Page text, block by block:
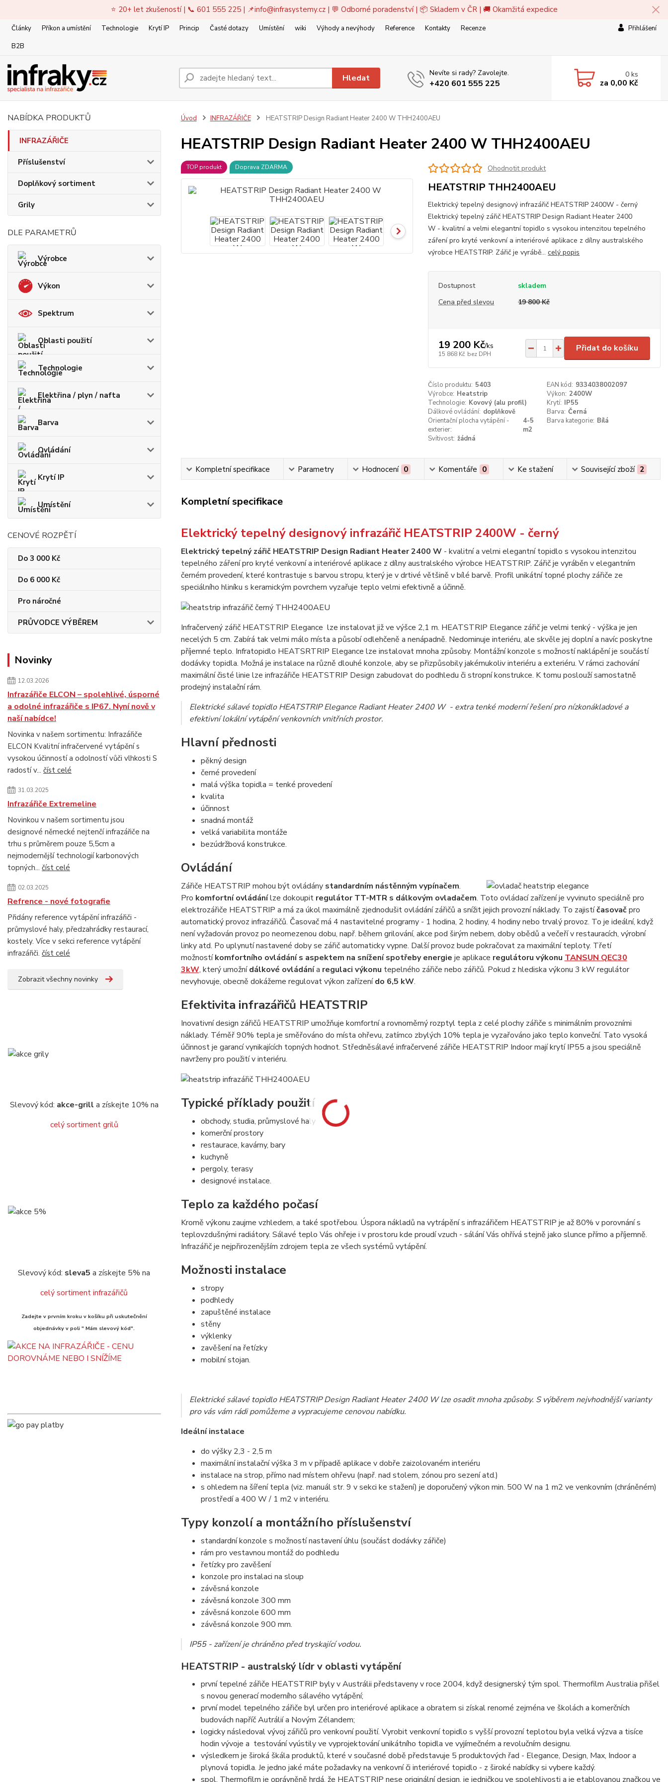
⭐ 20+ let zkušeností | 📞 601 555 225 | 📌info@infrasystemy.cz| 💬 Odborné poradenství | 📦 Skladem v ČR | 🚚 Okamžitá expedice
Články Příkon a umístění Technologie Krytí IP Princip Časté dotazy Umístění wiki Výhody a nevýhody Reference Kontakty
Recenze
B2B
Přihlášení
Hledat Nevíte si rady? Zavolejte.
+420 601 555 225
0 ks
za 0,00 Kč
NABÍDKA PRODUKTŮ
INFRAZÁŘIČE
Příslušenství
Doplňkový sortiment
Grily
DLE PARAMETRŮ
Výrobce
Výkon
Spektrum
Oblasti použití
Technologie
Elektřina / plyn / nafta
Barva
Ovládání
Krytí IP
Umístění
CENOVÉ ROZPĚTÍ
Do 3 000 Kč
Do 6 000 Kč
Pro náročné
PRŮVODCE VÝBĚREM
Novinky
12.03.2026
Infrazářiče ELCON – spolehlivé, úsporné
a odolné infrazářiče s IP67. Nyní nově v
naší nabídce!
Novinka v našem sortimentu: Infrazářiče
ELCON Kvalitní infračervené vytápění s
vysokou účinností a odolností vůči vlhkosti S
radostí v... číst celé
31.03.2025
Infrazářiče Extremeline
Novinkou v našem sortimentu jsou
designové německé nejtenčí infrazářiče na
trhu s průměrem pouze 5,5cm a
nejmodernější technologií karbonových
topných... číst celé
02.03.2025
Refrence - nové fotografie
Přidány reference vytápění infrazářiči -
průmyslové haly, předzahrádky restaurací,
kostely. Více v sekci reference vytápění
infrazářiči. číst celé
Zobrazit všechny novinky
Slevový kód: akce-grill a získejte 10% na
celý sortiment grilů
Slevový kód: sleva5 a získejte 5% na
celý sortiment infrazářičů
Zadejte v prvním kroku v košíku při uskutečnění
objednávky v poli " Mám slevový kód".
Úvod INFRAZÁŘIČE HEATSTRIP Design Radiant Heater 2400 W THH2400AEU
HEATSTRIP Design Radiant Heater 2400 W THH2400AEU
TOP produkt Doprava ZDARMA Ohodnotit produkt
HEATSTRIP THH2400AEU
Elektrický tepelný designový infrazářič HEATSTRIP 2400W - černý
Elektrický tepelný zářič HEATSTRIP Design Radiant Heater 2400
W - kvalitní a velmi elegantní topidlo s vysokou intenzitou tepelného
záření pro kryté venkovní a interiérové aplikace z dílny australského
výrobce HEATSTRIP. Zářič je vyrábě...celý popis
Dostupnost
skladem
Cena před slevou
19 800 Kč
19 200 Kč/ks
15 868 Kč bez DPH
Přidat do košíku
Číslo produktu: 5403 EAN kód: 9334038002097
Výrobce: Heatstrip Výkon: 2400W
Technologie: Kovový (alu profil) Krytí: IP55
Dálkové ovládání: doplňkově Barva: Černá
Orientační plocha vytápění -
exterier:
4-5
m2
Barva kategorie: Bílá
Svítivost: žádná
Kompletní specifikace Parametry Hodnocení 0 Komentáře 0 Ke stažení Související zboží 2
Kompletní specifikace
Elektrický tepelný designový infrazářič HEATSTRIP 2400W - černý
Elektrický tepelný zářič HEATSTRIP Design Radiant Heater 2400 W- kvalitní a velmi elegantní topidlo s vysokou intenzitou
tepelného záření pro kryté venkovní a interiérové aplikace z dílny australského výrobce HEATSTRIP. Zářič je vyráběn v elegantním
černém provedení, které kontrastuje s barvou stropu, který je v drtivé většině v bílé barvě. Profil unikátní topné plochy zářiče ze
speciálního hliníku s keramickým povrchem vyzařuje teplo velmi efektivně a účinně.
Infračervený zářič HEATSTRIP Elegance lze instalovat již ve výšce 2,1 m. HEATSTRIP Elegance zářič je velmi tenký - výška je jen
necelých 5 cm. Zabírá tak velmi málo místa a působí odlehčeně a nenápadně. Nedominuje interiéru, ale skvěle jej doplní a navíc poskytne
příjemné teplo. Infratopidlo HEATSRTRIP Elegance lze instalovat mnoha způsoby. Montážní konzole s možností naklápění je součástí
dodávky topidla. Možná je instalace na různě dlouhé konzole, aby se přizpůsobily jakémukoliv interiéru a exteriéru. V rámci zachování
maximální čisté linie lze infrazářiče HEATSTRIP Design zabudovat do podhledu či stropní konstrukce. K tomu poslouží samostatně
prodejný instalační rám.
Elektrické sálavé topidlo HEATSTRIP Elegance Radiant Heater 2400 W - extra tenké moderní řešení pro nízkonákladové a
efektivní lokální vytápění venkovních vnitřních prostor.
Hlavní přednosti
pěkný design
černé provedení
malá výška topidla = tenké provedení
kvalita
účinnost
snadná montáž
velká variabilita montáže
bezúdržbová konstrukce.
Ovládání
Zářiče HEATSTRIP mohou být ovládány standardním nástěnným vypínačem.
Pro komfortní ovládánílze dokoupit regulátor TT-MTR s dálkovým ovladačem. Toto ovládací zařízení je vyvinuto speciálně pro
elektrozářiče HEATSTRIP a má za úkol maximálně zjednodušit ovládání zářičů a snížit jejich provozní náklady. To zajistíčasovačpro
automatický provoz infrazářičů. Časovač má 4 nastavitelné programy - 1 hodina, 2 hodiny, 4 hodiny nebo trvalý provoz. To je ideální, když
není vyžadován provoz po neomezenou dobu, např. během grilování, akce pod širým nebem, doby obědů a večeří v restauracích, výrobní
linky atd. Po uplynutí nastavené doby se zářič automaticky vypne. Další provoz bude pokračovat za maximální teploty. Třetí
možnostíkomfortního ovládání s aspektem na snížení spotřeby energie je aplikace regulátoru výkonu TANSUN QEC30
3kW, který umožnídálkové ovládánía regulaci výkonu tepelného zářiče nebo zářičů. Pokud z hlediska výkonu 3 kW regulátor
nevyhovuje, obecně dokážeme regulovat výkon zařízenído 6,5 kW.
Efektivita infrazářičů HEATSTRIP
Inovativní design zářičů HEATSTRIP umožňuje komfortní a rovnoměrný rozptyl tepla z celé plochy zářiče s minimálním provozními
náklady. Téměř 90% tepla je směřováno do místa ohřevu, zatímco zbylých 10% tepla je vyzařováno jako teplo konveční. Tato vysoká
účinnost je garancí vynikajících topných hodnot. Středněsálavé infračervené zářiče HEATSTRIP Indoor mají krytí IP55 a jsou speciálně
navrženy pro použití v interiéru.
Typické příklady použití
obchody, studia, průmyslové haly
komerční prostory
restaurace, kavárny, bary
kuchyně
pergoly, terasy
designové instalace.
Teplo za každého počasí
Kromě výkonu zaujme vzhledem, a také spotřebou. Úspora nákladů na vytrápění s infrazářičem HEATSTRIP je až 80% v porovnání s
teplovzdušnými radiátory. Sálavé teplo Vás ohřeje i v prostoru kde proudí vzuch - sálání Vás ohřívá stejně jako slunce přímo a příjemně.
Infrazářič je nejpřirozenějším zdrojem tepla ze všech systémů vytápění.
Možnosti instalace
stropy
podhledy
zapuštěné instalace
stěny
výklenky
zavěšení na řetízky
mobilní stojan.
Elektrické sálavé topidlo HEATSTRIP Design Radiant Heater 2400 W lze osadit mnoha způsoby. S výběrem nejvhodnější varianty
pro vás vám rádi pomůžeme a vypracujeme cenovou nabídku.
Ideální instalace
do výšky 2,3 - 2,5 m
maximální instalační výška 3 m v případě aplikace v dobře zaizolovaném interiéru
instalace na strop, přímo nad místem ohřevu (např. nad stolem, zónou pro sezení atd.)
s ohledem na šíření tepla (viz. manuál str. 9 v sekci ke stažení) je doporučený výkon min. 500 W na 1 m2 ve venkovním (chráněném)
prostředí a 400 W / 1 m2 v interiéru.
Typy konzolí a montážního příslušenství
standardní konzole s možností nastavení úhlu (součást dodávky zářiče)
rám pro vestavnou montáž do podhledu
řetízky pro zavěšení
konzole pro instalaci na sloup
závěsná konzole
závěsná konzole 300 mm
závěsná konzole 600 mm
závěsná konzole 900 mm.
IP55 - zařízení je chráněno před tryskající vodou.
HEATSTRIP - australský lídr v oblasti vytápění
první tepelné zářiče HEATSTRIP byly v Austrálii představeny v roce 2004, když designerský tým spol. Thermofilm Australia přišel
s novou generací moderního sálavého vytápění;
první model tepelného zářiče byl určen pro interiérové aplikace a obratem si získal renomé zejména ve školách a komerčních
budovách napříč Autrálií a Novým Zélandem;
logicky následoval vývoj zářičů pro venkovní použití. Vyrobit venkovní topidlo s vyšší provozní teplotou byla velká výzva a tisíce
hodin vývoje a testování vyústily ve vyprojektování unikátního topidla ve vyjímečném a revolučním designu.
výsledkem je široká škála produktů, které v současné době představuje 5 produktových řad - Elegance, Design, Max, Indoor a
plynová topidla. Je jedno jaké máte požadavky na venkovní či interiérové topidlo - z široké nabídky si vybere každý.
spol. Thermofilm je oprávněně hrdá, že HEATSTRIP nese originální design, je jedničkou ve spolehlivosti a je etablovanou značkou ve